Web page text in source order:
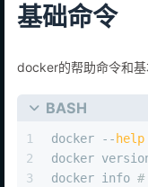
基础命令
docker的帮助命令和基
BASH
1
2
3
docker -- help
docker
docker info #